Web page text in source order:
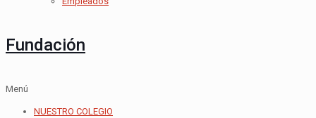
Fundación
Menú
NUESTRO COLEGIO